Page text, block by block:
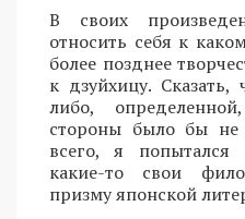
В своих
относить себя к
более позднее
к дзуйхицу.
либо,
стороны было бы не
всего, я попытался
какие-то свои
призму японской